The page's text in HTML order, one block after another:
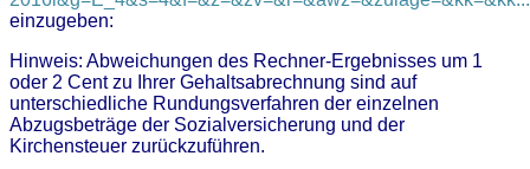
einzugeben:
Hinweis: Abweichungen des Rechner-Ergebnisses um 1
oder 2 Cent zu Ihrer Gehaltsabrechnung sind auf
unterschiedliche Rundungsverfahren der einzelnen
Abzugsbeträge der Sozialversicherung und der
Kirchensteuer zurückzuführen.